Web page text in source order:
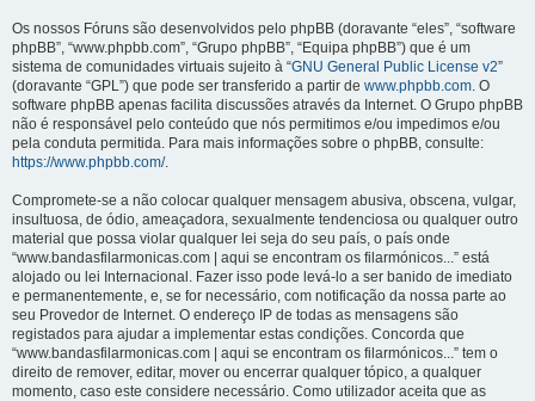
Os nossos Fóruns são desenvolvidos pelo phpBB (doravante “eles”, “software
phpBB”, “www.phpbb.com”, “Grupo phpBB”, “Equipa phpBB”) que é um
sistema de comunidades virtuais sujeito à “GNU General Public License v2”
(doravante “GPL”) que pode ser transferido a partir de www.phpbb.com. O
software phpBB apenas facilita discussões através da Internet. O Grupo phpBB
não é responsável pelo conteúdo que nós permitimos e/ou impedimos e/ou
pela conduta permitida. Para mais informações sobre o phpBB, consulte:
https://www.phpbb.com/.
Compromete-se a não colocar qualquer mensagem abusiva, obscena, vulgar,
insultuosa, de ódio, ameaçadora, sexualmente tendenciosa ou qualquer outro
material que possa violar qualquer lei seja do seu país, o país onde
“www.bandasfilarmonicas.com | aqui se encontram os filarmónicos...” está
alojado ou lei Internacional. Fazer isso pode levá-lo a ser banido de imediato
e permanentemente, e, se for necessário, com notificação da nossa parte ao
seu Provedor de Internet. O endereço IP de todas as mensagens são
registados para ajudar a implementar estas condições. Concorda que
“www.bandasfilarmonicas.com | aqui se encontram os filarmónicos...” tem o
direito de remover, editar, mover ou encerrar qualquer tópico, a qualquer
momento, caso este considere necessário. Como utilizador aceita que as